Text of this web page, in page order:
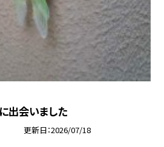
出会いました
更新日 2026/07/18